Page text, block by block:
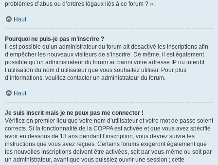
problèmes d’abus ou d’ordres légaux liés à ce forum ? ».
Haut
Pourquoi ne puis-je pas m’inscrire ?
Il est possible qu’un administrateur du forum ait désactivé les inscriptions afin
d’empêcher les nouveaux visiteurs de s’inscrire. De même, il est également
possible qu’un administrateur du forum ait banni votre adresse IP ou interdit
l’utilisation du nom d’utilisateur que vous souhaitez utiliser. Pour plus
d’informations, veuillez contacter un administrateur du forum.
Haut
Je suis inscrit mais je ne peux pas me connecter !
Vérifiez en premier lieu que votre nom d’utilisateur et votre mot de passe soient
corrects. Si la fonctionnalité de la COPPA est activée et que vous avez spécifié
avoir en dessous de 13 ans pendant l’inscription, vous devrez suivre les
instructions que vous avez reçues. Certains forums exigeront également que
les nouvelles inscriptions doivent être activées, soit par vous-même ou soit par
un administrateur, avant que vous puissiez ouvrir une session ; cette